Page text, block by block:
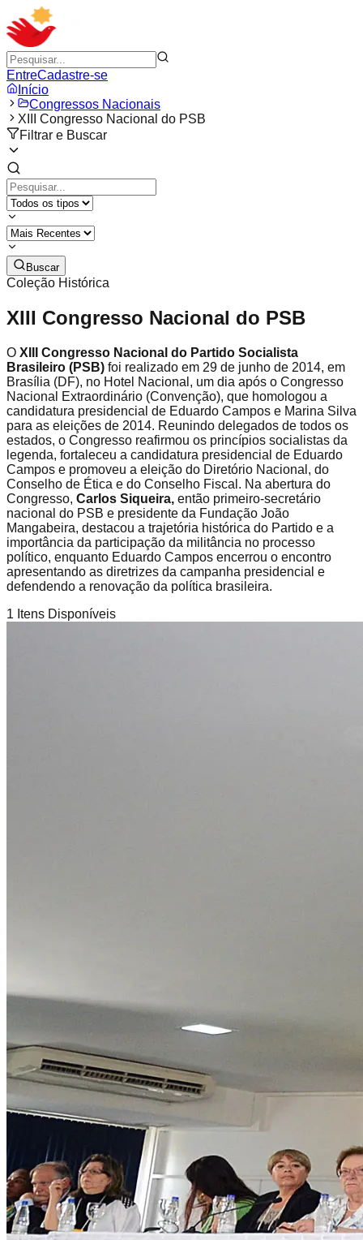
EntreCadastre-se
Início
Congressos Nacionais
XIII Congresso Nacional do PSB
Filtrar e Buscar
Buscar
Coleção Histórica
XIII Congresso Nacional do PSB
O XIII Congresso Nacional do Partido Socialista
Brasileiro (PSB) foi realizado em 29 de junho de 2014, em
Brasília (DF), no Hotel Nacional, um dia após o Congresso
Nacional Extraordinário (Convenção), que homologou a
candidatura presidencial de Eduardo Campos e Marina Silva
para as eleições de 2014. Reunindo delegados de todos os
estados, o Congresso reafirmou os princípios socialistas da
legenda, fortaleceu a candidatura presidencial de Eduardo
Campos e promoveu a eleição do Diretório Nacional, do
Conselho de Ética e do Conselho Fiscal. Na abertura do
Congresso, Carlos Siqueira, então primeiro-secretário
nacional do PSB e presidente da Fundação João
Mangabeira, destacou a trajetória histórica do Partido e a
importância da participação da militância no processo
político, enquanto Eduardo Campos encerrou o encontro
apresentando as diretrizes da campanha presidencial e
defendendo a renovação da política brasileira.
1 Itens Disponíveis